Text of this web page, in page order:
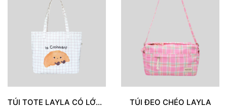
LAYLA TÚI CHỐNG SỐC LAPTOP | ASTRONAULT